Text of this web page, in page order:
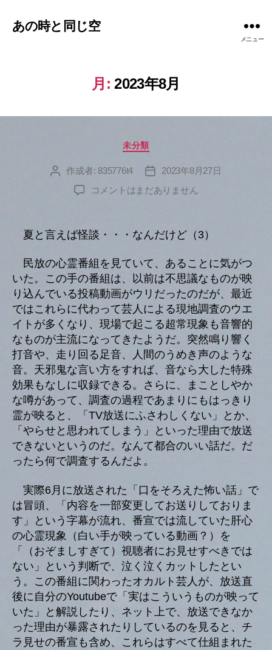
あの時と同じ空
メニュー
月: 2023年8月
カ
ゴ
リ
ー
未分類
投
作成者: 835776t4
投
稿
日
2023年8月27日
へ
コメントはまだありません
夏と言えば怪談・・・なんだけど（3）
民放の心霊番組を見ていて、あることに気がつ
いた。この手の番組は、以前は不思議なものが映
り込んでいる投稿動画がウリだったのだが、最近
ではこれらに代わって芸人による現地調査のウエ
イトが多くなり、現場で起こる超常現象も音響的
なものが主流になってきたようだ。突然鳴り響く
打音や、走り回る足音、人間のうめき声のような
音。天邪鬼な言い方をすれば、音なら大した特殊
効果もなしに収録できる。さらに、まことしやか
な噂があって、調査の過程であまりにもはっきり
霊が映ると、「TV放送にふさわしくない」とか、
「やらせと思われてしまう」といった理由で放送
できないというのだ。なんて都合のいい話だ。だ
ったら何で調査するんだよ。
実際6月に放送された「口をそろえた怖い話」で
は冒頭、「内容を一部変更してお送りしておりま
す」という字幕が流れ、番宣では流していた肝心
の心霊現象（白い手が映っている動画？）を
「（おぞましすぎて）視聴者にお見せすべきでは
ない」という判断で、泣く泣くカットしたとい
う。この番組に関わったオカルト芸人が、放送直
後に自分のYoutubeで「実はこういうものが映って
いた」と解説したり、ネット上で、放送できなか
った理由が暴露されたりしているのを見ると、チ
ラ見せの番宣も含め、これらはすべて仕組まれた